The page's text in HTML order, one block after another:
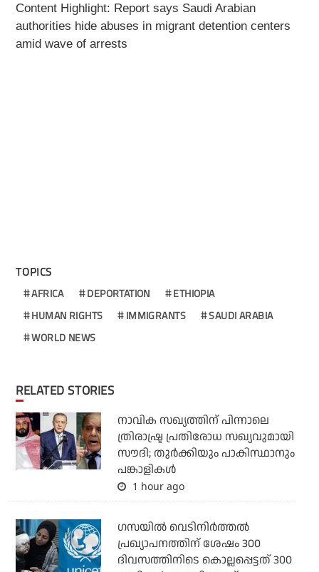
Content Highlight: Report says Saudi Arabian
authorities hide abuses in migrant detention centers
amid wave of arrests
TOPICS
AFRICA DEPORTATION
ETHIOPIA
HUMAN RIGHTS
IMMIGRANTS
SAUDI ARABIA
WORLD NEWS
RELATED STORIES
നാവിക സഖ്യത്തിന് പിന്നാലെ
ത്രിരാഷ്ട്ര പ്രതിരോധ സഖ്യവുമായി
സൗദി; തുര്‍ക്കിയും പാകിസ്ഥാനും
പങ്കാളികള്‍
1 hour ago
ഗസയില്‍ വെടിനിര്‍ത്തല്‍
പ്രഖ്യാപനത്തിന് ശേഷം 300
ദിവസത്തിനിടെ കൊല്ലപ്പെട്ടത് 300